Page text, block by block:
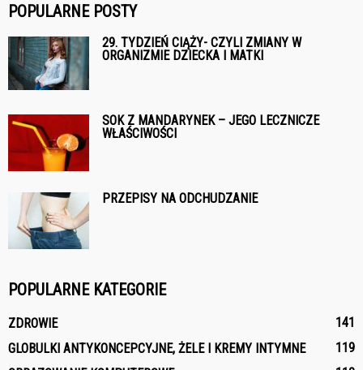
POPULARNE POSTY
29. TYDZIEŃ CIĄŻY- CZYLI ZMIANY W
ORGANIZMIE DZIECKA I MATKI
SOK Z MANDARYNEK – JEGO LECZNICZE
WŁAŚCIWOŚCI
PRZEPISY NA ODCHUDZANIE
POPULARNE KATEGORIE
ZDROWIE
141
GLOBULKI ANTYKONCEPCYJNE, ŻELE I KREMY INTYMNE
119